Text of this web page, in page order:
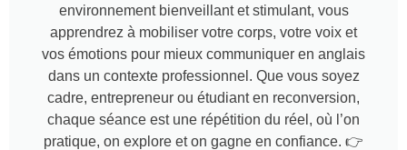
environnement bienveillant et stimulant, vous
apprendrez à mobiliser votre corps, votre voix et
vos émotions pour mieux communiquer en anglais
dans un contexte professionnel. Que vous soyez
cadre, entrepreneur ou étudiant en reconversion,
chaque séance est une répétition du réel, où l’on
pratique, on explore et on gagne en confiance. 👉